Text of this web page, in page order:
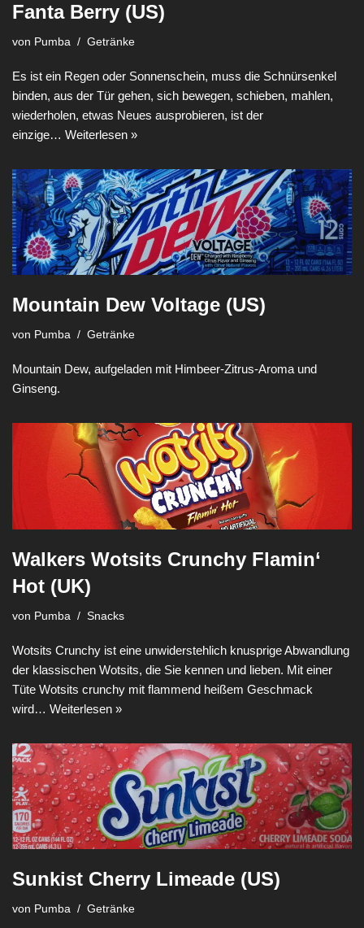
Fanta Berry (US)
von Pumba Getränke
Es ist ein Regen oder Sonnenschein, muss die Schnürsenkel
binden, aus der Tür gehen, sich bewegen, schieben, mahlen,
wiederholen, etwas Neues ausprobieren, ist der
einzige… Weiterlesen »
Mountain Dew Voltage (US)
von Pumba Getränke
Mountain Dew, aufgeladen mit Himbeer-Zitrus-Aroma und
Ginseng.
Walkers Wotsits Crunchy Flamin‘
Hot (UK)
von Pumba Snacks
Wotsits Crunchy ist eine unwiderstehlich knusprige Abwandlung
der klassischen Wotsits, die Sie kennen und lieben. Mit einer
Tüte Wotsits crunchy mit flammend heißem Geschmack
wird… Weiterlesen »
Sunkist Cherry Limeade (US)
von Pumba Getränke